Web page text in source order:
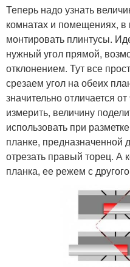
Теперь надо узнать
комнатах и помещениях, в
монтировать плинтусы.
нужный угол прямой,
отклонением. Тут все
срезаем угол на обеих
значительно отличается
измерить, величину
использовать при
планке,
отрезать правый торец. А
планка, ее режем с